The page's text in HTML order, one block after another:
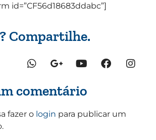
id=”CF56d18683ddabc”]
Compartilhe.
comentário
fazer o login para publicar um